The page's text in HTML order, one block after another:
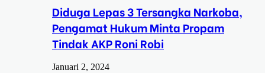
Diduga Lepas 3 Tersangka Narkoba,
Pengamat Hukum Minta Propam
Tindak AKP Roni Robi
Januari 2, 2024